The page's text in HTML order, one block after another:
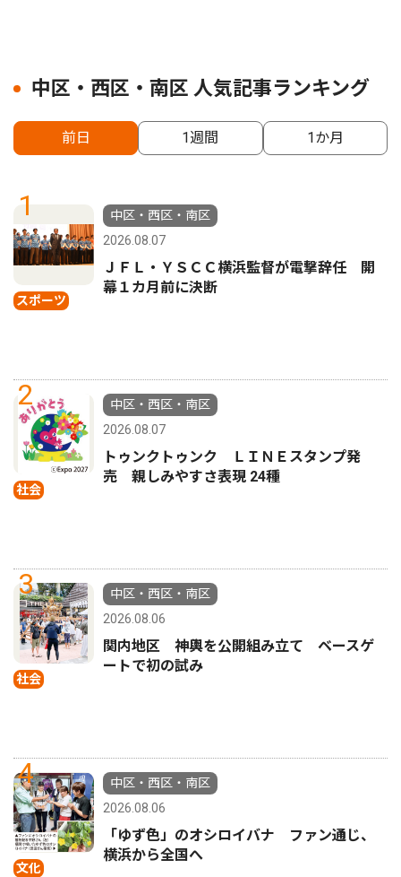
中区・西区・南区 人気記事ランキング
前日 1週間 1か月
1
スポーツ
中区・西区・南区
2026.08.07
ＪＦＬ・ＹＳＣＣ横浜監督が電撃辞任 開
幕１カ月前に決断
2
社会
中区・西区・南区
2026.08.07
トゥンクトゥンク ＬＩＮＥスタンプ発
売 親しみやすさ表現 24種
3
社会
中区・西区・南区
2026.08.06
関内地区 神輿を公開組み立て ベースゲ
ートで初の試み
4
文化
中区・西区・南区
2026.08.06
「ゆず色」のオシロイバナ ファン通じ、
横浜から全国へ